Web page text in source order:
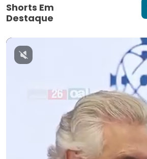
Shorts Em
Destaque